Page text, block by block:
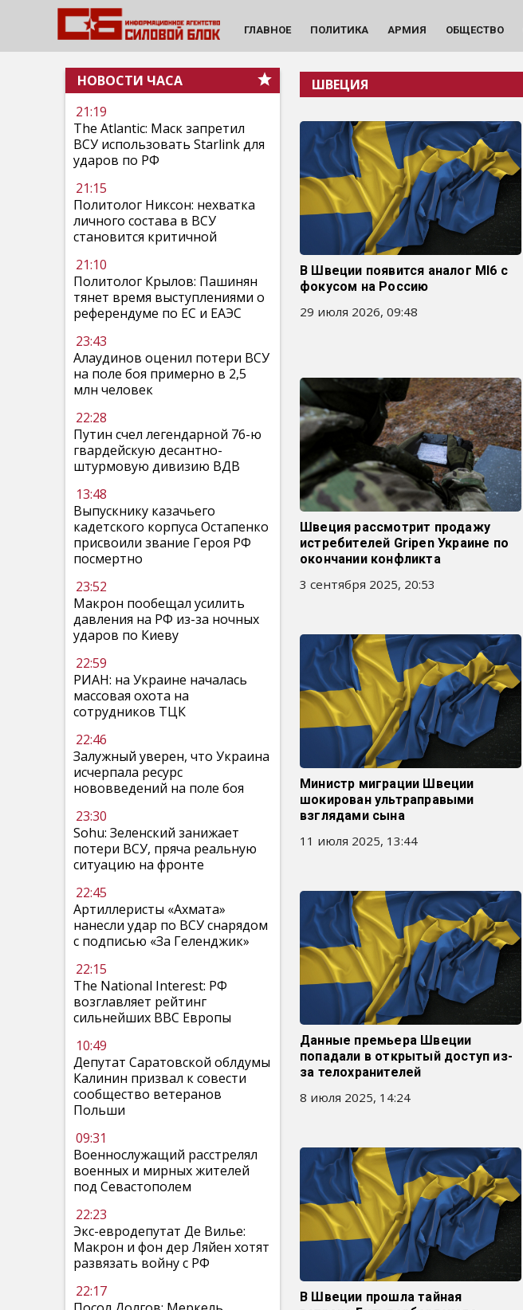
ГЛАВНОЕ ПОЛИТИКА АРМИЯ ОБЩЕСТВО
НОВОСТИ ЧАСА
21:19
The Atlantic: Маск запретил
ВСУ использовать Starlink для
ударов по РФ
21:15
Политолог Никсон: нехватка
личного состава в ВСУ
становится критичной
21:10
Политолог Крылов: Пашинян
тянет время выступлениями о
референдуме по ЕС и ЕАЭС
23:43
Алаудинов оценил потери ВСУ
на поле боя примерно в 2,5
млн человек
22:28
Путин счел легендарной 76-ю
гвардейскую десантно-
штурмовую дивизию ВДВ
13:48
Выпускнику казачьего
кадетского корпуса Остапенко
присвоили звание Героя РФ
посмертно
23:52
Макрон пообещал усилить
давления на РФ из-за ночных
ударов по Киеву
22:59
РИАН: на Украине началась
массовая охота на
сотрудников ТЦК
22:46
Залужный уверен, что Украина
исчерпала ресурс
нововведений на поле боя
23:30
Sohu: Зеленский занижает
потери ВСУ, пряча реальную
ситуацию на фронте
22:45
Артиллеристы «Ахмата»
нанесли удар по ВСУ снарядом
с подписью «За Геленджик»
22:15
The National Interest: РФ
возглавляет рейтинг
сильнейших ВВС Европы
10:49
Депутат Саратовской облдумы
Калинин призвал к совести
сообщество ветеранов
Польши
09:31
Военнослужащий расстрелял
военных и мирных жителей
под Севастополем
22:23
Экс-евродепутат Де Вилье:
Макрон и фон дер Ляйен хотят
развязать войну с РФ
22:17
ШВЕЦИЯ
В Швеции появится аналог MI6 с
фокусом на Россию
29 июля 2026, 09:48
Швеция рассмотрит продажу
истребителей Gripen Украине по
окончании конфликта
3 сентября 2025, 20:53
Министр миграции Швеции
шокирован ультраправыми
взглядами сына
11 июля 2025, 13:44
Данные премьера Швеции
попадали в открытый доступ из-
за телохранителей
8 июля 2025, 14:24
В Швеции прошла тайная